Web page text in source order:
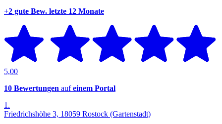
+2 gute Bew. letzte 12 Monate
5,00
10 Bewertungen aufeinem Portal
1.
Friedrichshöhe 3, 18059 Rostock (Gartenstadt)